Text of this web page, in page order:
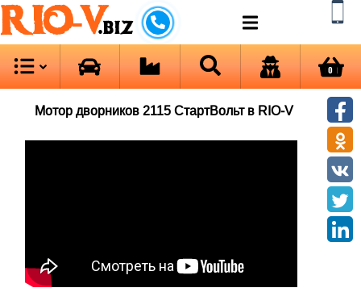
RIO-V.biz
0
Мотор дворников 2115 СтартВольт в RIO-V